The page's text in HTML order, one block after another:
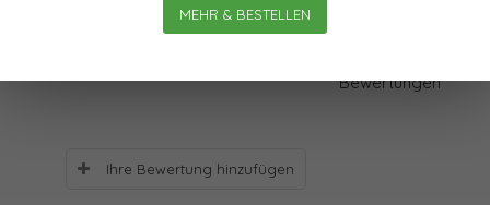
MEHR & BESTELLEN
Bewertungen
Bewertungen
Ihre Bewertung hinzufügen